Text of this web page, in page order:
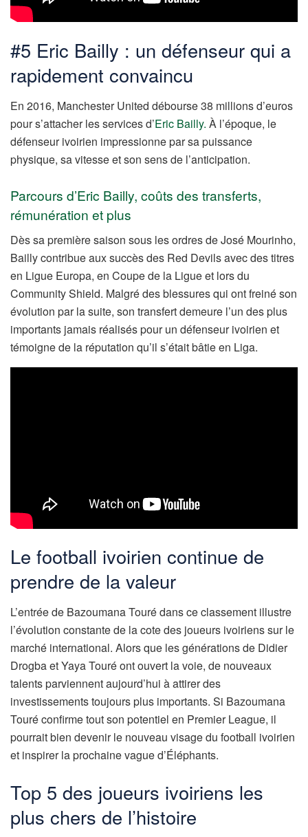
#5 Eric Bailly : un défenseur qui a
rapidement convaincu
En 2016, Manchester United débourse 38 millions d’euros
pour s’attacher les services d’Eric Bailly. À l’époque, le
défenseur ivoirien impressionne par sa puissance
physique, sa vitesse et son sens de l’anticipation.
Parcours d’Eric Bailly, coûts des transferts,
rémunération et plus
Dès sa première saison sous les ordres de José Mourinho,
Bailly contribue aux succès des Red Devils avec des titres
en Ligue Europa, en Coupe de la Ligue et lors du
Community Shield. Malgré des blessures qui ont freiné son
évolution par la suite, son transfert demeure l’un des plus
importants jamais réalisés pour un défenseur ivoirien et
témoigne de la réputation qu’il s’était bâtie en Liga.
Le football ivoirien continue de
prendre de la valeur
L’entrée de Bazoumana Touré dans ce classement illustre
l’évolution constante de la cote des joueurs ivoiriens sur le
marché international. Alors que les générations de Didier
Drogba et Yaya Touré ont ouvert la voie, de nouveaux
talents parviennent aujourd’hui à attirer des
investissements toujours plus importants. Si Bazoumana
Touré confirme tout son potentiel en Premier League, il
pourrait bien devenir le nouveau visage du football ivoirien
et inspirer la prochaine vague d’Éléphants.
Top 5 des joueurs ivoiriens les
plus chers de l’histoire